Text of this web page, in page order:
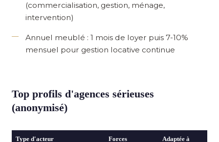
(commercialisation, gestion, ménage,
intervention)
Annuel meublé : 1 mois de loyer puis 7-10%
mensuel pour gestion locative continue
Top profils d'agences sérieuses
(anonymisé)
Type d'acteur Forces Adaptée à